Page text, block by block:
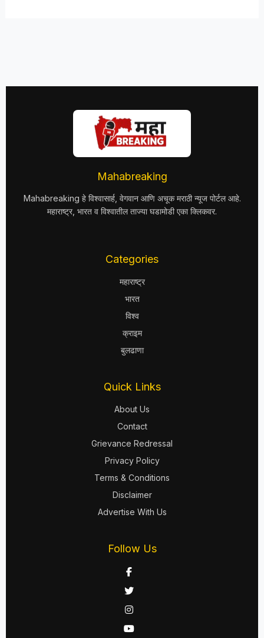
Mahabreaking
Mahabreaking हे विश्वासार्ह, वेगवान आणि अचूक मराठी न्यूज पोर्टल आहे.
महाराष्ट्र, भारत व विश्वातील ताज्या घडामोडी एका क्लिकवर.
Categories
महाराष्ट्र
भारत
विश्व
क्राइम
बुलढाणा
Quick Links
About Us
Contact
Grievance Redressal
Privacy Policy
Terms & Conditions
Disclaimer
Advertise With Us
Follow Us